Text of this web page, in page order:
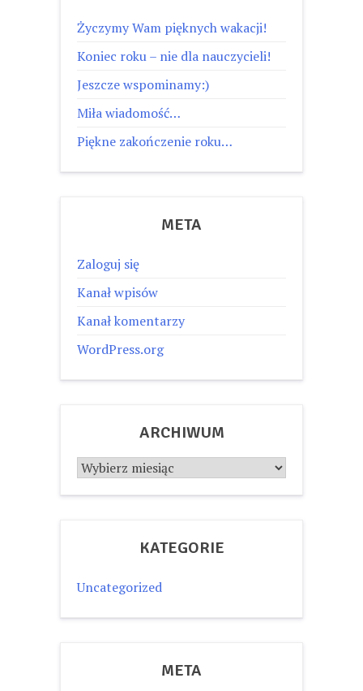
Życzymy Wam pięknych wakacji!
Koniec roku – nie dla nauczycieli!
Jeszcze wspominamy:)
Miła wiadomość…
Piękne zakończenie roku…
META
Zaloguj się
Kanał wpisów
Kanał komentarzy
WordPress.org
ARCHIWUM
Archiwum
KATEGORIE
Uncategorized
META